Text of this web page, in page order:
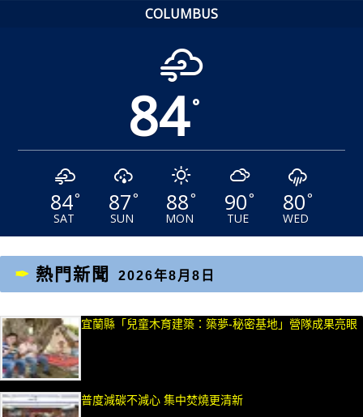
COLUMBUS
84°
84°
SAT
87°
SUN
88°
MON
90°
TUE
80°
WED
熱門新聞 2026年8月8日
宜蘭縣「兒童木育建築：築夢-秘密基地」營隊成果亮眼
普度減碳不減心 集中焚燒更清新